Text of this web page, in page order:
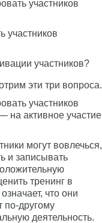
участников
участников
участников?
эти три вопроса.
участников
на активное участие
могут вовлечься,
и записывать
тренинг в
что они
по-другому
деятельность.